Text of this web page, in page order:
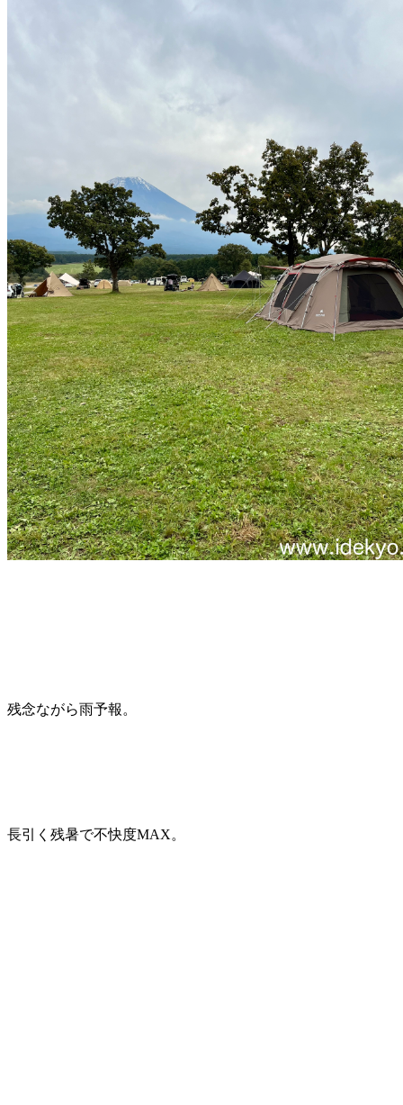
残念ながら雨予報。
長引く残暑で不快度MAX。